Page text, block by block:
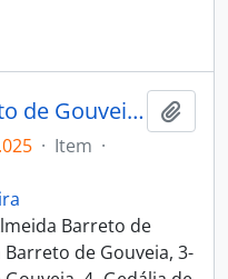
Aline de Almeida Barreto de Gouveia, Clície de Almeida Barreto de Gouveia, Iedda de Almeida Barreto de Gouveia, Gedália de Almeida Barreto de Gouveia, Anália de Almeida Gouveia Lins, Nilo Barreto de Gouveia, Ariosto de Almeida Barreto de Gouveia e Edyr Gouveia de Almeida Couto
· Item ·
Barreto de
Barreto de Gouveia, 3-